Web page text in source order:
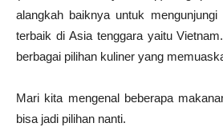
alangkah baiknya untuk
terbaik di Asia tenggara yaitu
berbagai pilihan kuliner yang
Mari kita mengenal beberapa
bisa jadi pilihan nanti.